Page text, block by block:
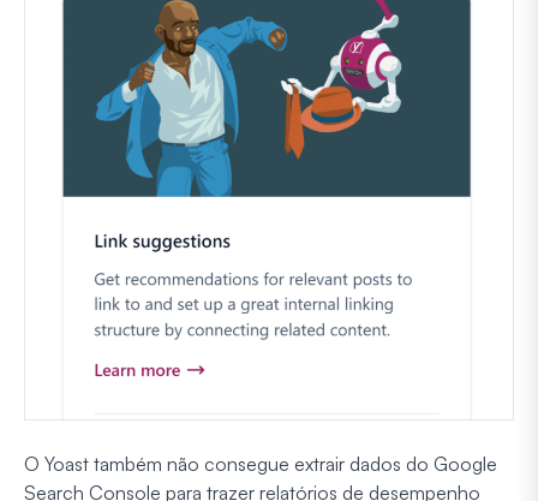
O Yoast também não consegue extrair dados do Google
Search Console para trazer relatórios de desempenho